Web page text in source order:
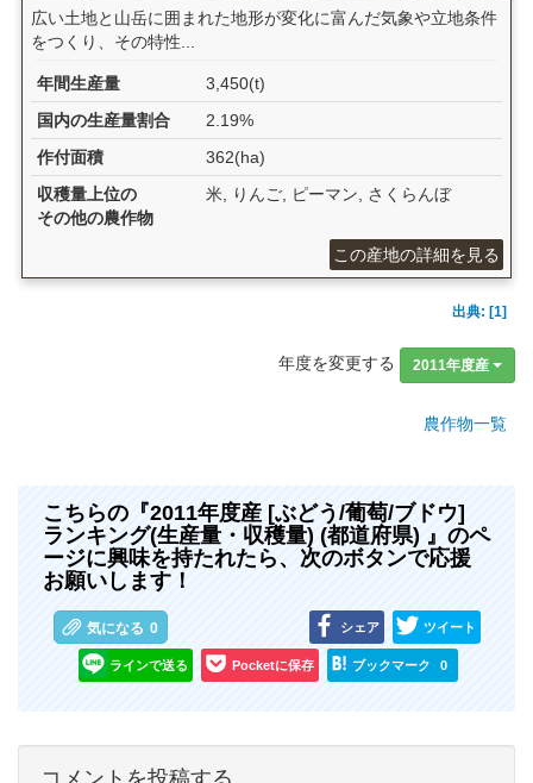
広い土地と山岳に囲まれた地形が変化に富んだ気象や立地条件
をつくり、その特性...
年間生産量
3,450(t)
国内の生産量割合
2.19%
作付面積
362(ha)
収穫量上位の
その他の農作物
米, りんご, ピーマン, さくらんぼ
この産地の詳細を見る
出典: [1]
年度を変更する 2011年度産
農作物一覧
こちらの『2011年度産 [ぶどう/葡萄/ブドウ]
ランキング(生産量・収穫量) (都道府県) 』のペ
ージに興味を持たれたら、次のボタンで応援
お願いします！
気になる 0 シェア ツイート
ラインで送る Pocketに保存 ブックマーク 0